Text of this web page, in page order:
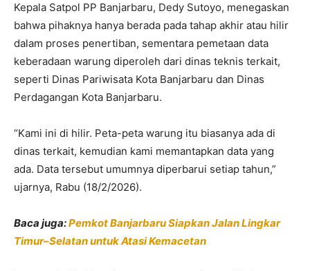
Kepala Satpol PP Banjarbaru, Dedy Sutoyo, menegaskan
bahwa pihaknya hanya berada pada tahap akhir atau hilir
dalam proses penertiban, sementara pemetaan data
keberadaan warung diperoleh dari dinas teknis terkait,
seperti Dinas Pariwisata Kota Banjarbaru dan Dinas
Perdagangan Kota Banjarbaru.
“Kami ini di hilir. Peta-peta warung itu biasanya ada di
dinas terkait, kemudian kami memantapkan data yang
ada. Data tersebut umumnya diperbarui setiap tahun,”
ujarnya, Rabu (18/2/2026).
Baca juga:Pemkot Banjarbaru Siapkan Jalan Lingkar
Timur–Selatan untuk Atasi Kemacetan